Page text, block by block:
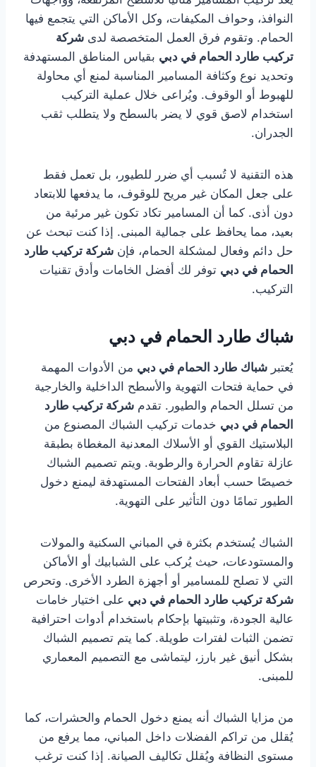
النوافذ، وحواف المكيفات، وكل الأماكن التي يتجمع فيها
الحمام. وتقوم فرق العمل المتخصصة لدى شركة
تركيب طارد الحمام في دبي بقياس المناطق المستهدفة
وتحديد نوع وكثافة المسامير المناسبة لمنع أي محاولة
للهبوط أو الوقوف. ويُراعى خلال عملية التركيب
استخدام لاصق قوي لا يضر بالسطح ولا يتطلب ثقب
الجدران.
هذه التقنية لا تُسبب أي ضرر للطيور، بل تعمل فقط
على جعل المكان غير مريح للوقوف، ما يدفعها للابتعاد
دون أذى. كما أن المسامير تكاد تكون غير مرئية من
بعيد، مما يحافظ على جمالية المبنى. إذا كنت تبحث عن
حل دائم وفعال لمشكلة الحمام، فإن شركة تركيب طارد
الحمام في دبي توفر لك أفضل الخامات وأدق تقنيات
التركيب.
شباك طارد الحمام في دبي
يُعتبر شباك طارد الحمام في دبي من الأدوات المهمة
في حماية فتحات التهوية والأسطح الداخلية والخارجية
من تسلل الحمام والطيور. تقدم شركة تركيب طارد
الحمام في دبي خدمات تركيب الشباك المصنوع من
البلاستيك القوي أو الأسلاك المعدنية المغطاة بطبقة
عازلة تقاوم الحرارة والرطوبة. ويتم تصميم الشباك
خصيصًا حسب أبعاد الفتحات المستهدفة ليمنع دخول
الطيور تمامًا دون التأثير على التهوية.
الشباك يُستخدم بكثرة في المباني السكنية والمولات
والمستودعات، حيث يُركب على الشبابيك أو الأماكن
التي لا تصلح للمسامير أو أجهزة الطرد الأخرى. وتحرص
شركة تركيب طارد الحمام في دبي على اختيار خامات
عالية الجودة، وتثبيتها بإحكام باستخدام أدوات احترافية
تضمن الثبات لفترات طويلة. كما يتم تصميم الشباك
بشكل أنيق غير بارز، ليتماشى مع التصميم المعماري
للمبنى.
من مزايا الشباك أنه يمنع دخول الحمام والحشرات، كما
يُقلل من تراكم الفضلات داخل المباني، مما يرفع من
مستوى النظافة ويُقلل تكاليف الصيانة. إذا كنت ترغب